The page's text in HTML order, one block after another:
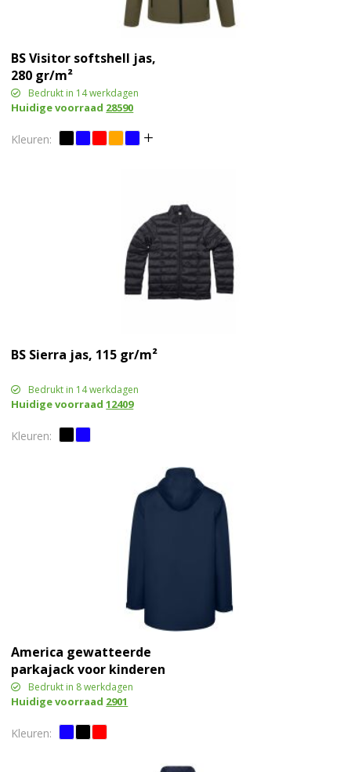
BS Visitor softshell jas,
280 gr/m²
Bedrukt in 14 werkdagen
Huidige voorraad 28590
BS Sierra jas, 115 gr/m²
Bedrukt in 14 werkdagen
Huidige voorraad12409
America gewatteerde
parkajack voor kinderen
Bedrukt in 8 werkdagen
Huidige voorraad 2901